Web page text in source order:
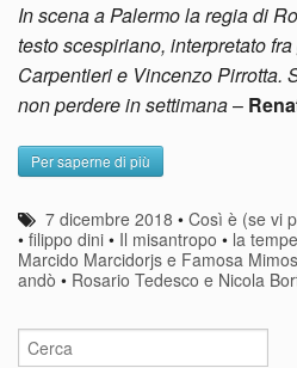
In scena a Palermo la regia di
testo scespiriano, interpretato
Carpentieri e Vincenzo Pirrotta.
non perdere in settimana–
Per saperne di più
7 dicembre 2018 •Così è (se vi
• filippo dini • Il misantropo • la
Marcido Marcidorjs e Famosa
andò • Rosario Tedesco e Nicola